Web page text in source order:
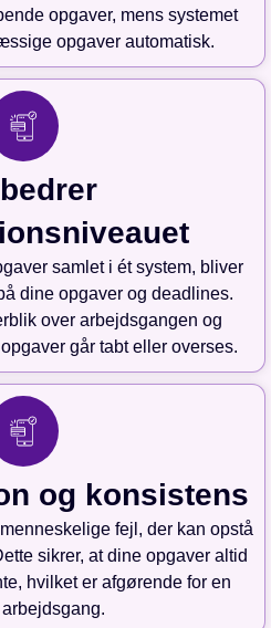
opgaver, mens systemet
opgaver automatisk.
samlet i ét system, bliver
dine opgaver og deadlines.
over arbejdsgangen og
går tabt eller overses.
og konsistens
fejl, der kan opstå
sikrer, at dine opgaver altid
hvilket er afgørende for en